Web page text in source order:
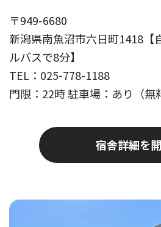
〒949-6680
新潟県南魚沼市六日町1418【
ルバスで8分】
TEL：025-778-1188
門限：22時 駐車場：あり（無
宿舎詳細